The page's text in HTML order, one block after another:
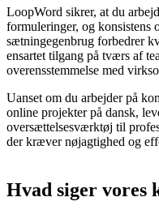
LoopWord sikrer, at du
formuleringer, og konsistens
sætningegenbrug forbedrer
ensartet tilgang på tværs af
overensstemmelse med
Uanset om du arbejder på
online projekter på dansk,
oversættelsesværktøj til
der kræver nøjagtighed og
Hvad siger vores